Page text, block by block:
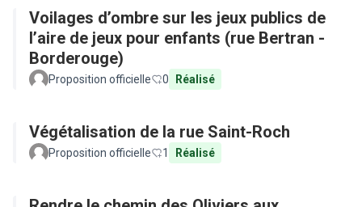
Voilages d’ombre sur les jeux publics de
l’aire de jeux pour enfants (rue Bertran -
Borderouge)
Proposition officielle 0 Réalisé
Végétalisation de la rue Saint-Roch
Proposition officielle 1 Réalisé